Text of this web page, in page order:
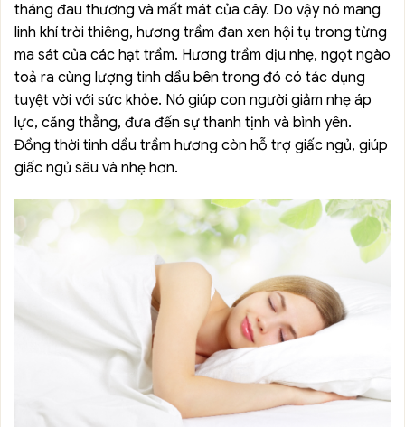
tháng đau thương và mất mát của cây. Do vậy nó mang
linh khí trời thiêng, hương trầm đan xen hội tụ trong từng
ma sát của các hạt trầm. Hương trầm dịu nhẹ, ngọt ngào
toả ra cùng lượng tinh dầu bên trong đó có tác dụng
tuyệt vời với sức khỏe. Nó giúp con người giảm nhẹ áp
lực, căng thẳng, đưa đến sự thanh tịnh và bình yên.
Đồng thời tinh dầu trầm hương còn hỗ trợ giấc ngủ, giúp
giấc ngủ sâu và nhẹ hơn.